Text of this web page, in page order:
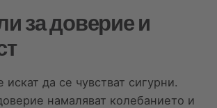
за доверие и
искат да се чувстват сигурни.
намаляват колебанието и